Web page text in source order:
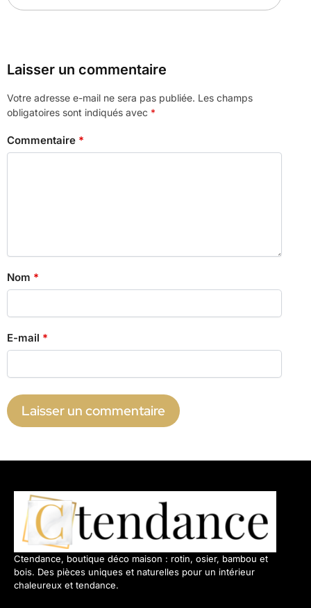
Laisser un commentaire
Votre adresse e-mail ne sera pas publiée. Les champs
obligatoires sont indiqués avec *
Commentaire *
Nom *
E-mail *
Ctendance, boutique déco maison : rotin, osier, bambou et
bois. Des pièces uniques et naturelles pour un intérieur
chaleureux et tendance.